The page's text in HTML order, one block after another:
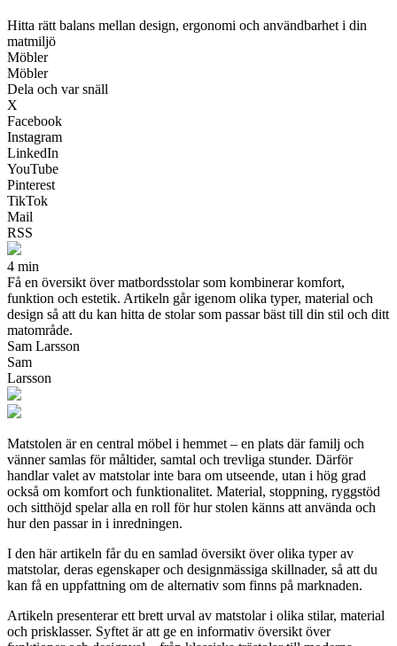
Hitta rätt balans mellan design, ergonomi och användbarhet i din
matmiljö
Möbler
Möbler
Dela och var snäll
X
Facebook
Instagram
LinkedIn
YouTube
Pinterest
TikTok
Mail
RSS
4 min
Få en översikt över matbordsstolar som kombinerar komfort,
funktion och estetik. Artikeln går igenom olika typer, material och
design så att du kan hitta de stolar som passar bäst till din stil och ditt
matområde.
Sam Larsson
Sam
Larsson
Matstolen är en central möbel i hemmet – en plats där familj och
vänner samlas för måltider, samtal och trevliga stunder. Därför
handlar valet av matstolar inte bara om utseende, utan i hög grad
också om komfort och funktionalitet. Material, stoppning, ryggstöd
och sitthöjd spelar alla en roll för hur stolen känns att använda och
hur den passar in i inredningen.
I den här artikeln får du en samlad översikt över olika typer av
matstolar, deras egenskaper och designmässiga skillnader, så att du
kan få en uppfattning om de alternativ som finns på marknaden.
Artikeln presenterar ett brett urval av matstolar i olika stilar, material
och prisklasser. Syftet är att ge en informativ översikt över